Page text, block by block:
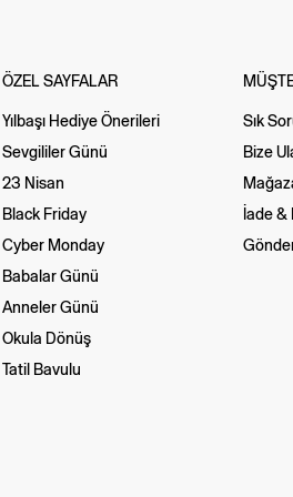
ÖZEL SAYFALAR
Yılbaşı Hediye Önerileri
Sevgililer Günü
23 Nisan
Black Friday
Cyber Monday
Babalar Günü
Anneler Günü
Okula Dönüş
Tatil Bavulu
Sık
Bize
İade &